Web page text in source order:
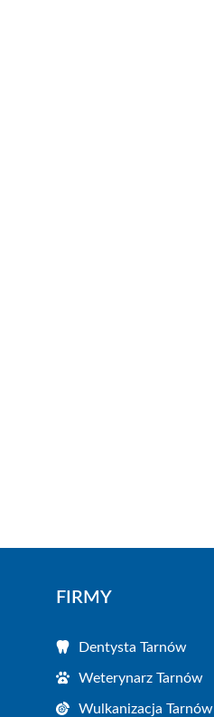
FIRMY
Dentysta Tarnów
Weterynarz Tarnów
Wulkanizacja Tarnów